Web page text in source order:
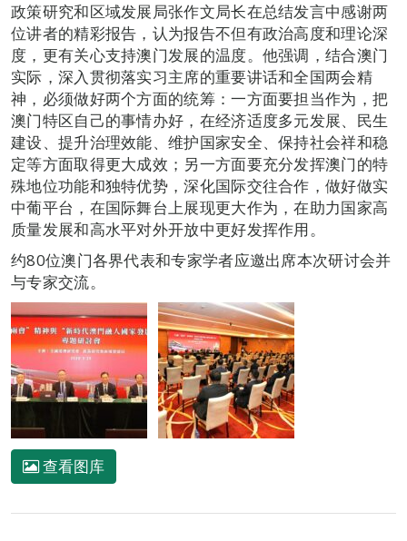
政策研究和区域发展局张作文局长在总结发言中感谢两
位讲者的精彩报告，认为报告不但有政治高度和理论深
度，更有关心支持澳门发展的温度。他强调，结合澳门
实际，深入贯彻落实习主席的重要讲话和全国两会精
神，必须做好两个方面的统筹：一方面要担当作为，把
澳门特区自己的事情办好，在经济适度多元发展、民生
建设、提升治理效能、维护国家安全、保持社会祥和稳
定等方面取得更大成效；另一方面要充分发挥澳门的特
殊地位功能和独特优势，深化国际交往合作，做好做实
中葡平台，在国际舞台上展现更大作为，在助力国家高
质量发展和高水平对外开放中更好发挥作用。
约80位澳门各界代表和专家学者应邀出席本次研讨会并
与专家交流。
查看图库